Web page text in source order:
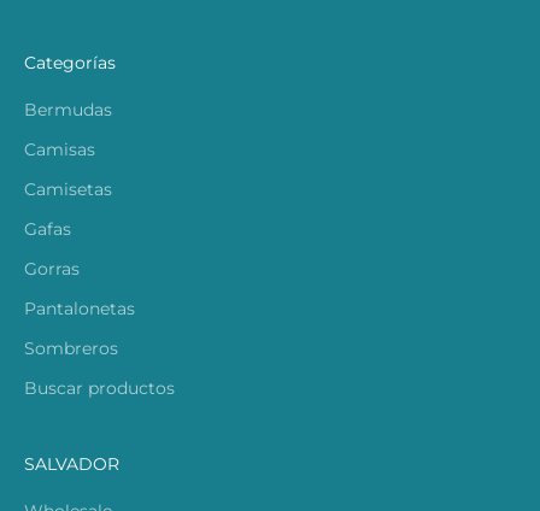
Categorías
Bermudas
Camisas
Camisetas
Gafas
Gorras
Pantalonetas
Sombreros
Buscar productos
SALVADOR